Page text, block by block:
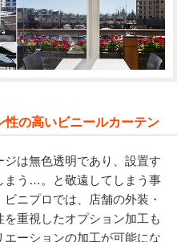
性の高いビニールカーテン
は無色透明であり、設置す
まう…。と敬遠してしまう事
ニプロでは、店舗の外装・
重視したオプション加工も
ーションの加工が可能にな